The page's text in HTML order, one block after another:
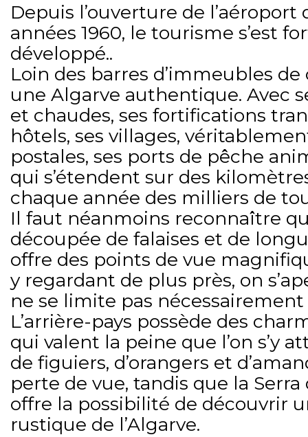
Depuis l’ouverture de l’aéroport
années 1960, le tourisme s’est
développé..
Loin des barres d’immeubles
une Algarve authentique. Avec
et chaudes, ses fortifications
hôtels, ses villages,
postales, ses ports de pêche
qui s’étendent sur des
chaque année des milliers de
Il faut néanmoins reconnaître
découpée de falaises et de
offre des points de vue
y regardant de plus près, on
ne se limite pas
L’arrière-pays possède des
qui valent la peine que l’on s’y
de figuiers, d’orangers et
perte de vue, tandis que la
offre la possibilité de découvrir
rustique de l’Algarve.